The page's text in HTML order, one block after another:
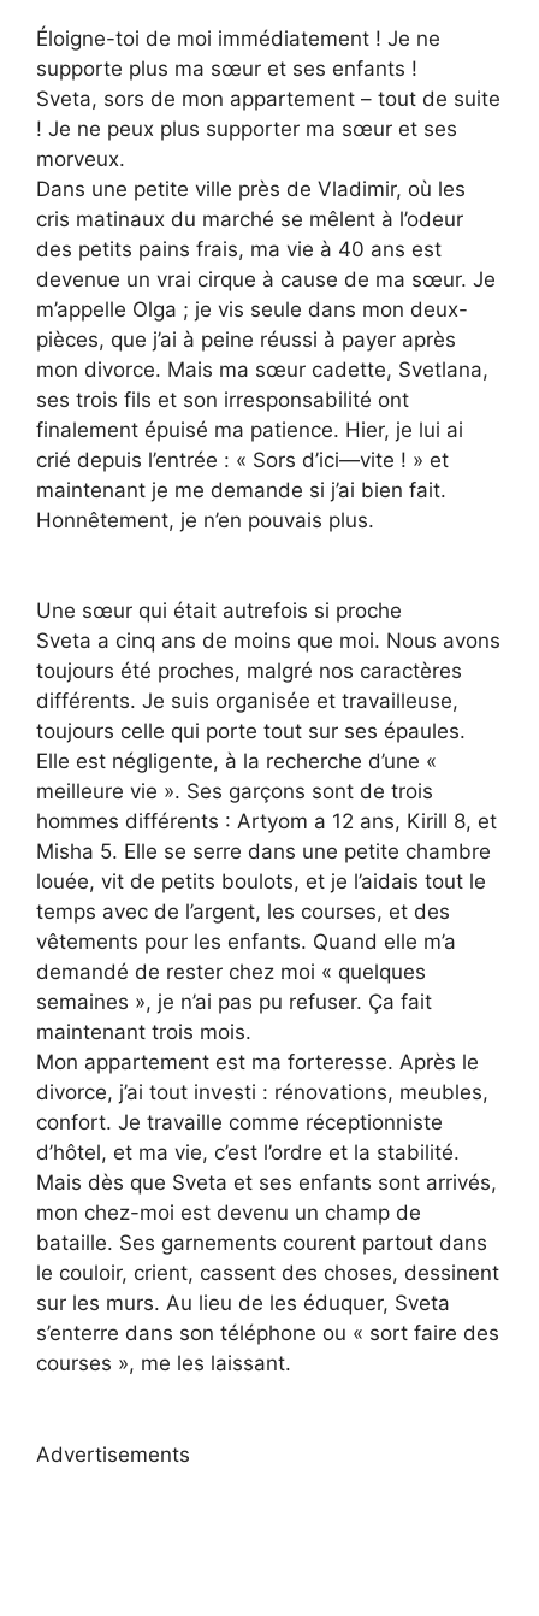
Éloigne-toi de moi immédiatement ! Je ne
supporte plus ma sœur et ses enfants !
Sveta, sors de mon appartement – tout de suite
! Je ne peux plus supporter ma sœur et ses
morveux.
Dans une petite ville près de Vladimir, où les
cris matinaux du marché se mêlent à l’odeur
des petits pains frais, ma vie à 40 ans est
devenue un vrai cirque à cause de ma sœur. Je
m’appelle Olga ; je vis seule dans mon deux-
pièces, que j’ai à peine réussi à payer après
mon divorce. Mais ma sœur cadette, Svetlana,
ses trois fils et son irresponsabilité ont
finalement épuisé ma patience. Hier, je lui ai
crié depuis l’entrée : « Sors d’ici—vite ! » et
maintenant je me demande si j’ai bien fait.
Honnêtement, je n’en pouvais plus.
Une sœur qui était autrefois si proche
Sveta a cinq ans de moins que moi. Nous avons
toujours été proches, malgré nos caractères
différents. Je suis organisée et travailleuse,
toujours celle qui porte tout sur ses épaules.
Elle est négligente, à la recherche d’une «
meilleure vie ». Ses garçons sont de trois
hommes différents : Artyom a 12 ans, Kirill 8, et
Misha 5. Elle se serre dans une petite chambre
louée, vit de petits boulots, et je l’aidais tout le
temps avec de l’argent, les courses, et des
vêtements pour les enfants. Quand elle m’a
demandé de rester chez moi « quelques
semaines », je n’ai pas pu refuser. Ça fait
maintenant trois mois.
Mon appartement est ma forteresse. Après le
divorce, j’ai tout investi : rénovations, meubles,
confort. Je travaille comme réceptionniste
d’hôtel, et ma vie, c’est l’ordre et la stabilité.
Mais dès que Sveta et ses enfants sont arrivés,
mon chez-moi est devenu un champ de
bataille. Ses garnements courent partout dans
le couloir, crient, cassent des choses, dessinent
sur les murs. Au lieu de les éduquer, Sveta
s’enterre dans son téléphone ou « sort faire des
courses », me les laissant.
Advertisements